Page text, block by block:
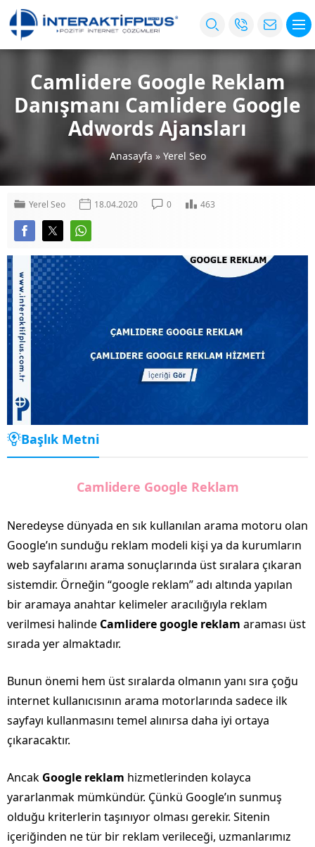
Camlidere Google Reklam
Danışmanı Camlidere Google
Adwords Ajansları
Anasayfa » Yerel Seo
Yerel Seo 18.04.2020 0 463
Başlık Metni
Camlidere Google Reklam
Neredeyse dünyada en sık kullanılan arama motoru olan
Google’ın sunduğu reklam modeli kişi ya da kurumların
web sayfalarını arama sonuçlarında üst sıralara çıkaran
sistemdir. Örneğin “google reklam” adı altında yapılan
bir aramaya anahtar kelimeler aracılığıyla reklam
verilmesi halinde Camlidere google reklam araması üst
sırada yer almaktadır.
Bunun önemi hem üst sıralarda olmanın yanı sıra çoğu
internet kullanıcısının arama motorlarında sadece ilk
sayfayı kullanmasını temel alınırsa daha iyi ortaya
çıkaracaktır.
Ancak Google reklam hizmetlerinden kolayca
yararlanmak mümkündür. Çünkü Google’ın sunmuş
olduğu kriterlerin taşınıyor olması gerekir. Sitenin
içeriğinden ne tür bir reklam verileceği, uzmanlarımız